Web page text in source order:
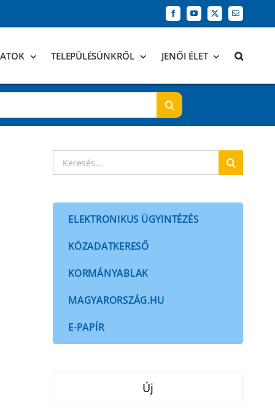
FacebookYouTube
X Email:
TELEPÜLÉSÜNKRŐL JENŐI ÉLET
Keresés...
ELEKTRONIKUS ÜGYINTÉZÉS
KÖZADATKERESŐ
KORMÁNYABLAK
MAGYARORSZÁG.HU
E-PAPÍR
Új